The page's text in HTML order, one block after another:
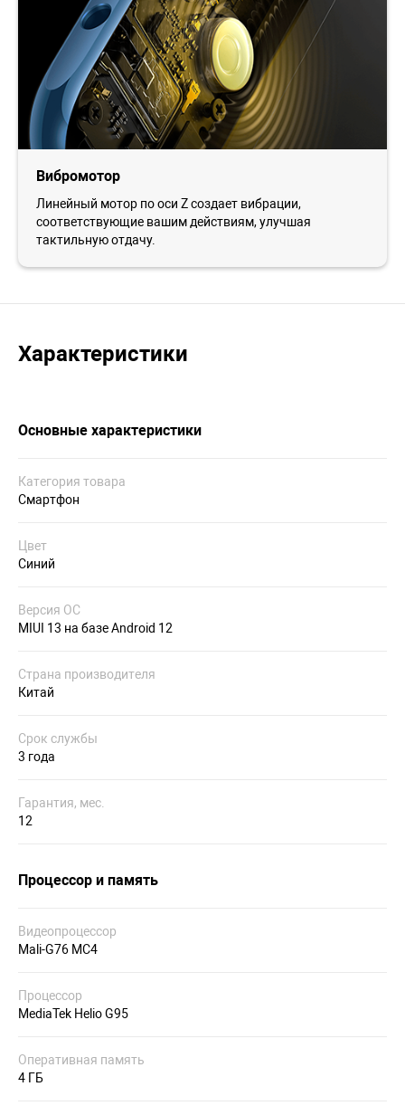
Вибромотор
Линейный мотор по оси Z создает вибрации,
соответствующие вашим действиям, улучшая
тактильную отдачу.
Характеристики
Основные характеристики
Категория товара
Смартфон
Цвет
Синий
Версия ОС
MIUI 13 на базе Android 12
Страна производителя
Китай
Срок службы
3 года
Гарантия, мес.
12
Процессор и память
Видеопроцессор
Mali-G76 MC4
Процессор
MediaTek Helio G95
Оперативная память
4 ГБ